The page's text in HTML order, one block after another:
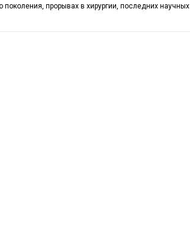
прорывах в хирургии, последних научных